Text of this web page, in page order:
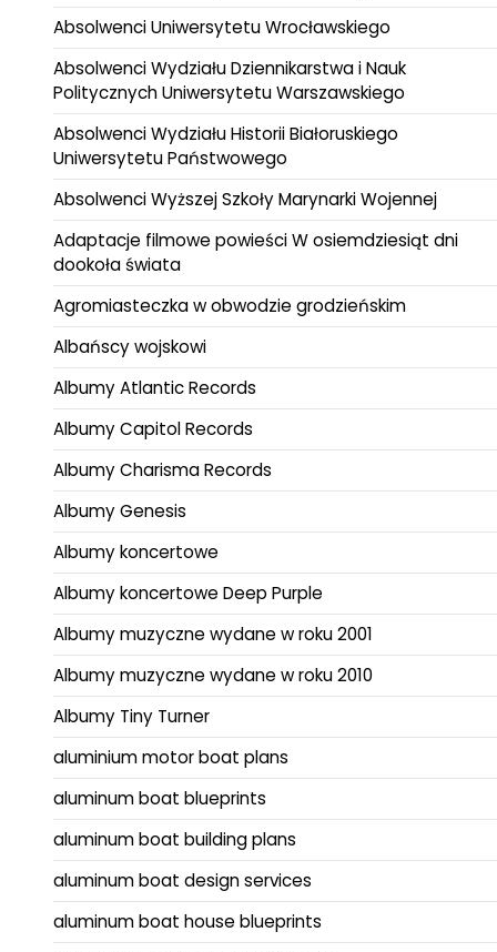
Absolwenci Uniwersytetu Wrocławskiego
Absolwenci Wydziału Dziennikarstwa i Nauk
Politycznych Uniwersytetu Warszawskiego
Absolwenci Wydziału Historii Białoruskiego
Uniwersytetu Państwowego
Absolwenci Wyższej Szkoły Marynarki Wojennej
Adaptacje filmowe powieści W osiemdziesiąt dni
dookoła świata
Agromiasteczka w obwodzie grodzieńskim
Albańscy wojskowi
Albumy Atlantic Records
Albumy Capitol Records
Albumy Charisma Records
Albumy Genesis
Albumy koncertowe
Albumy koncertowe Deep Purple
Albumy muzyczne wydane w roku 2001
Albumy muzyczne wydane w roku 2010
Albumy Tiny Turner
aluminium motor boat plans
aluminum boat blueprints
aluminum boat building plans
aluminum boat design services
aluminum boat house blueprints